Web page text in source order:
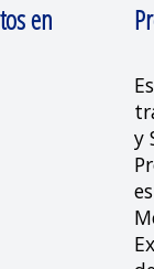
en
y